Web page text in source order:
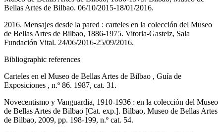
Bellas Artes de Bilbao. 06/10/2015-18/01/2016.
2016. Mensajes desde la pared : carteles en la colección del Museo
de Bellas Artes de Bilbao, 1886-1975. Vitoria-Gasteiz, Sala
Fundación Vital. 24/06/2016-25/09/2016.
Bibliographic references
Carteles en el Museo de Bellas Artes de Bilbao , Guía de
Exposiciones , n.º 86. 1987, cat. 31.
Novecentismo y Vanguardia, 1910-1936 : en la colección del Museo
de Bellas Artes de Bilbao [Cat. exp.]. Bilbao, Museo de Bellas Artes
de Bilbao, 2009, pp. 198-199, n.º cat. 54.